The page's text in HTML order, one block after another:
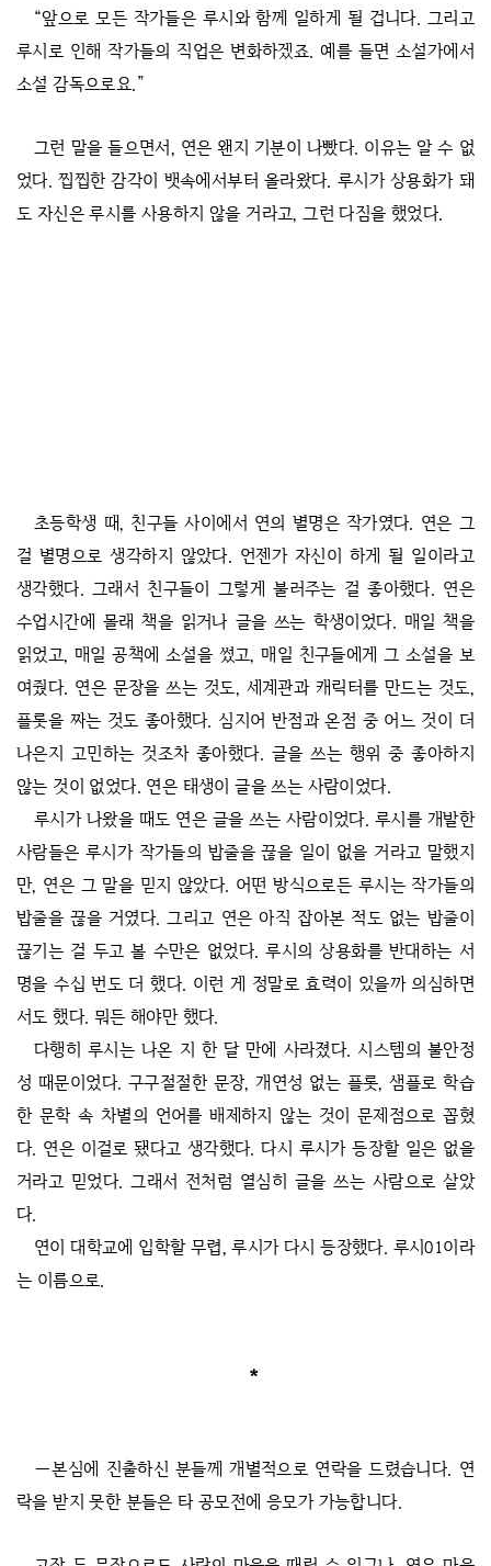
“앞으로 모든 작가들은 루시와 함께 일하게 될 겁니다. 그리고
루시로 인해 작가들의 직업은 변화하겠죠. 예를 들면 소설가에서
소설 감독으로요.”
그런 말을 들으면서, 연은 왠지 기분이 나빴다. 이유는 알 수 없
었다. 찝찝한 감각이 뱃속에서부터 올라왔다. 루시가 상용화가 돼
도 자신은 루시를 사용하지 않을 거라고, 그런 다짐을 했었다.
초등학생 때, 친구들 사이에서 연의 별명은 작가였다. 연은 그
걸 별명으로 생각하지 않았다. 언젠가 자신이 하게 될 일이라고
생각했다. 그래서 친구들이 그렇게 불러주는 걸 좋아했다. 연은
수업시간에 몰래 책을 읽거나 글을 쓰는 학생이었다. 매일 책을
읽었고, 매일 공책에 소설을 썼고, 매일 친구들에게 그 소설을 보
여줬다. 연은 문장을 쓰는 것도, 세계관과 캐릭터를 만드는 것도,
플롯을 짜는 것도 좋아했다. 심지어 반점과 온점 중 어느 것이 더
나은지 고민하는 것조차 좋아했다. 글을 쓰는 행위 중 좋아하지
않는 것이 없었다. 연은 태생이 글을 쓰는 사람이었다.
루시가 나왔을 때도 연은 글을 쓰는 사람이었다. 루시를 개발한
사람들은 루시가 작가들의 밥줄을 끊을 일이 없을 거라고 말했지
만, 연은 그 말을 믿지 않았다. 어떤 방식으로든 루시는 작가들의
밥줄을 끊을 거였다. 그리고 연은 아직 잡아본 적도 없는 밥줄이
끊기는 걸 두고 볼 수만은 없었다. 루시의 상용화를 반대하는 서
명을 수십 번도 더 했다. 이런 게 정말로 효력이 있을까 의심하면
서도 했다. 뭐든 해야만 했다.
다행히 루시는 나온 지 한 달 만에 사라졌다. 시스템의 불안정
성 때문이었다. 구구절절한 문장, 개연성 없는 플롯, 샘플로 학습
한 문학 속 차별의 언어를 배제하지 않는 것이 문제점으로 꼽혔
다. 연은 이걸로 됐다고 생각했다. 다시 루시가 등장할 일은 없을
거라고 믿었다. 그래서 전처럼 열심히 글을 쓰는 사람으로 살았
다.
연이 대학교에 입학할 무렵, 루시가 다시 등장했다. 루시01이라
는 이름으로.
*
―본심에 진출하신 분들께 개별적으로 연락을 드렸습니다. 연
락을 받지 못한 분들은 타 공모전에 응모가 가능합니다.